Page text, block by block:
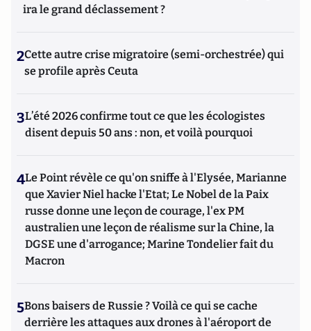
ira le grand déclassement ?
2Cette autre crise migratoire (semi-orchestrée) qui
se profile après Ceuta
3L’été 2026 confirme tout ce que les écologistes
disent depuis 50 ans : non, et voilà pourquoi
4Le Point révèle ce qu'on sniffe à l'Elysée, Marianne
que Xavier Niel hacke l'Etat; Le Nobel de la Paix
russe donne une leçon de courage, l'ex PM
australien une leçon de réalisme sur la Chine, la
DGSE une d'arrogance; Marine Tondelier fait du
Macron
5Bons baisers de Russie ? Voilà ce qui se cache
derrière les attaques aux drones à l'aéroport de